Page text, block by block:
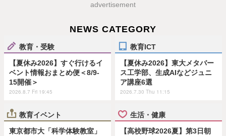
advertisement
NEWS CATEGORY
教育・受験
【夏休み2026】すぐ行けるイ
ベント情報おまとめ便＜8/9-
15開催＞
2026.8.7 Fri 19:45
教育ICT
【夏休み2026】東大メタバー
ス工学部、生成AIなどジュニ
ア講座6選
2026.7.30 Thu 11:15
教育イベント
東京都市大「科学体験教室」
生活・健康
【高校野球2026夏】第3日朝